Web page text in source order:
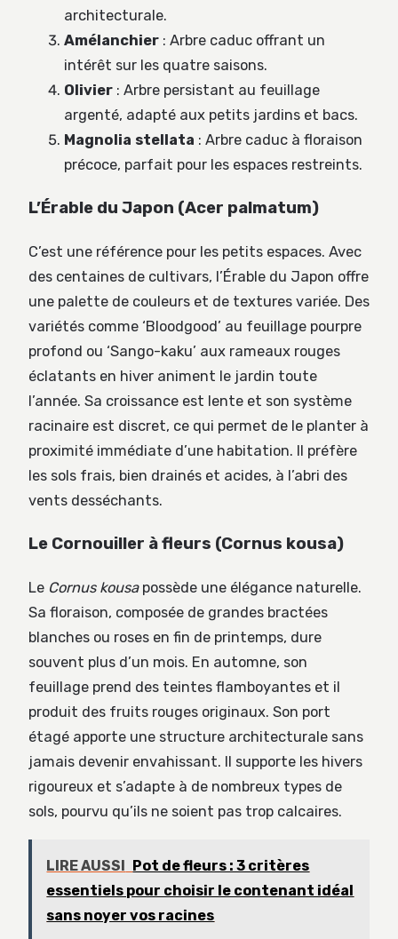
architecturale.
Amélanchier : Arbre caduc offrant un
intérêt sur les quatre saisons.
Olivier : Arbre persistant au feuillage
argenté, adapté aux petits jardins et bacs.
Magnolia stellata : Arbre caduc à floraison
précoce, parfait pour les espaces restreints.
L’Érable du Japon (Acer palmatum)
C’est une référence pour les petits espaces. Avec
des centaines de cultivars, l’Érable du Japon offre
une palette de couleurs et de textures variée. Des
variétés comme ‘Bloodgood’ au feuillage pourpre
profond ou ‘Sango-kaku’ aux rameaux rouges
éclatants en hiver animent le jardin toute
l’année. Sa croissance est lente et son système
racinaire est discret, ce qui permet de le planter à
proximité immédiate d’une habitation. Il préfère
les sols frais, bien drainés et acides, à l’abri des
vents desséchants.
Le Cornouiller à fleurs (Cornus kousa)
Le Cornus kousapossède une élégance naturelle.
Sa floraison, composée de grandes bractées
blanches ou roses en fin de printemps, dure
souvent plus d’un mois. En automne, son
feuillage prend des teintes flamboyantes et il
produit des fruits rouges originaux. Son port
étagé apporte une structure architecturale sans
jamais devenir envahissant. Il supporte les hivers
rigoureux et s’adapte à de nombreux types de
sols, pourvu qu’ils ne soient pas trop calcaires.
LIRE AUSSI
Pot de fleurs : 3 critères
essentiels pour choisir le contenant idéal
sans noyer vos racines